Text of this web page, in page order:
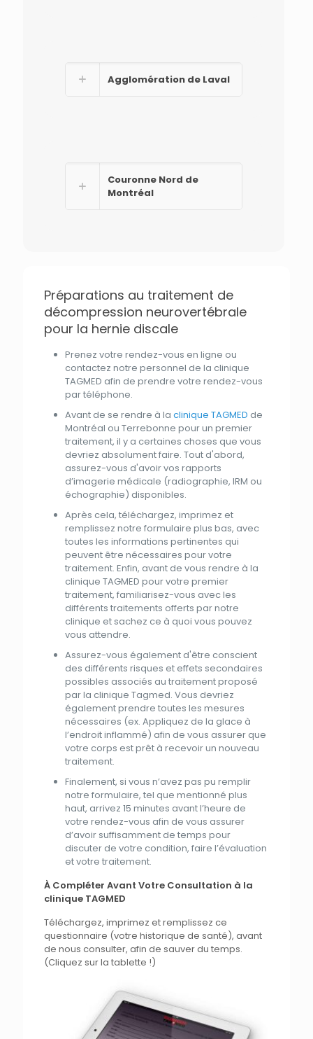
Agglomération de Laval
Couronne Nord de
Montréal
Préparations au traitement de
décompression neurovertébrale
pour la hernie discale
Prenez votre rendez-vous en ligne ou
contactez notre personnel de la clinique
TAGMED afin de prendre votre rendez-vous
partéléphone.
Avant de se rendre à la clinique TAGMED de
Montréal ou Terrebonne pour un premier
traitement, il y a certaines choses que vous
devriez absolument faire. Tout d'abord,
assurez-vous d'avoir vos rapports
d’imagerie médicale (radiographie, IRM ou
échographie) disponibles.
Après cela, téléchargez, imprimez et
remplissez notre formulaire plus bas, avec
toutes les informations pertinentes qui
peuvent être nécessaires pour votre
traitement. Enfin, avant de vous rendre à la
clinique TAGMED pour votre premier
traitement, familiarisez-vous avec les
différents traitements offerts parnotre
clinique et sachez ce à quoi vous pouvez
vous attendre.
Assurez-vous également d'être conscient
des différents risques et effets secondaires
possibles associés au traitementproposé
parla clinique Tagmed. Vous devriez
également prendre toutes les mesures
nécessaires (ex. Appliquez de la glace à
l’endroit inflammé) afin de vous assurer que
votre corps est prêt à recevoir un nouveau
traitement.
Finalement, si vous n’avez pas pu remplir
notre formulaire, tel que mentionné plus
haut, arrivez 15 minutes avant l’heure de
votre rendez-vous afin de vous assurer
d’avoir suffisamment de temps pour
discuter de votre condition, faire l’évaluation
etvotre traitement.
À Compléter Avant Votre Consultation à la
clinique TAGMED
Téléchargez, imprimez etremplissez ce
questionnaire (votre historique de santé), avant
de nous consulter, afin de sauver du temps.
(Cliquez surla tablette !)